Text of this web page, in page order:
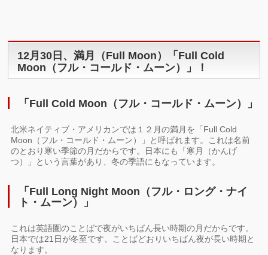
12月30日、満月（Full Moon）「Full Cold
Moon（フル・コールド・ムーン）」！
「Full Cold Moon（フル・コールド・ムーン）」
北米ネイティブ・アメリカンでは１２月の満月を「Full Cold
Moon（フル・コールド・ムーン）」と呼ばれます。これは名前
のとおり寒い季節の月だからです。日本にも「寒月（かんげ
つ）」という言葉があり、冬の季語にもなっています。
「Full Long Night Moon（フル・ロング・ナイ
ト・ムーン）」
これは英語圏のことばで夜がいちばん長い時期の月だからです。
日本では21日が冬至です。ことばどおりいちばん夜が長い時期と
なります。